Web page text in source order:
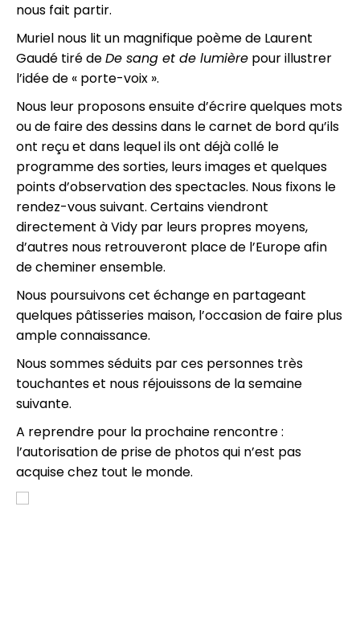
nous fait partir.
Muriel nous lit un magnifique poème de Laurent
Gaudé tiré deDe sang et de lumière pour illustrer
l’idée de « porte-voix ».
Nous leur proposons ensuite d’écrire quelques mots
ou de faire des dessins dans le carnet de bord qu’ils
ont reçu et dans lequel ils ont déjà collé le
programme des sorties, leurs images et quelques
points d’observation des spectacles. Nous fixons le
rendez-vous suivant. Certains viendront
directement à Vidy par leurs propres moyens,
d’autres nous retrouveront place de l’Europe afin
de cheminer ensemble.
Nous poursuivons cet échange en partageant
quelques pâtisseries maison, l’occasion de faire plus
ample connaissance.
Nous sommes séduits par ces personnes très
touchantes et nous réjouissons de la semaine
suivante.
A reprendre pour la prochaine rencontre :
l’autorisation de prise de photos qui n’est pas
acquise chez tout le monde.